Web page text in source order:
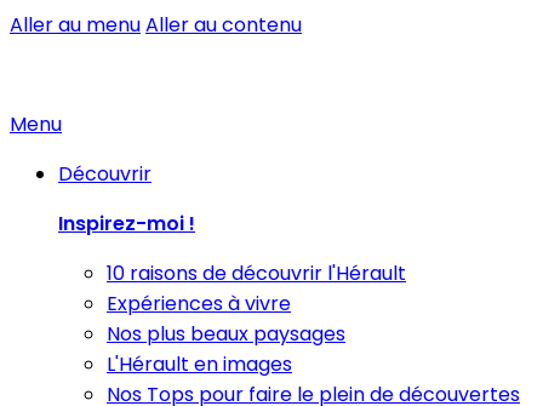
Aller au menuAller au contenu
Menu
Découvrir
Inspirez-moi !
10 raisons de découvrir l'Hérault
Expériences à vivre
Nos plus beaux paysages
L'Hérault en images
Nos Tops pour faire le plein de découvertes